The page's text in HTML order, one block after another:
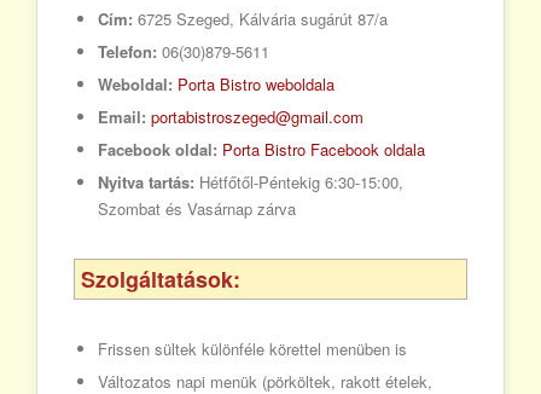
Cím: 6725 Szeged, Kálvária sugárút 87/a
Telefon: 06(30)879-5611
Weboldal: Porta Bistro weboldala
Email: portabistroszeged@gmail.com
Facebook oldal: Porta Bistro Facebook oldala
Nyitva tartás: Hétfőtől-Péntekig 6:30-15:00,
Szombat és Vasárnap zárva
Szolgáltatások:
Frissen sültek különféle körettel menüben is
Változatos napi menük (pörköltek, rakott ételek,